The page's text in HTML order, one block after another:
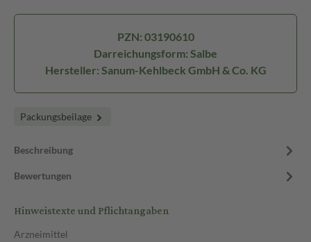
PZN: 03190610
Darreichungsform: Salbe
Hersteller: Sanum-Kehlbeck GmbH & Co. KG
Packungsbeilage
Beschreibung
Bewertungen
Hinweistexte und Pflichtangaben
Arzneimittel